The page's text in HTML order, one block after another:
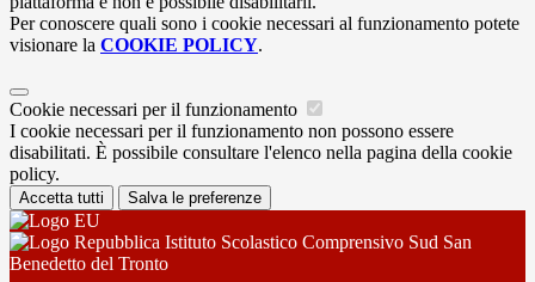
Per conoscere quali sono i cookie necessari al funzionamento potete
visionare la COOKIE POLICY.
Cookie necessari per il funzionamento
I cookie necessari per il funzionamento non possono essere
disabilitati. È possibile consultare l'elenco nella pagina della cookie
policy.
Accetta tutti Salva le preferenze
Istituto Scolastico Comprensivo Sud San
Benedetto del Tronto